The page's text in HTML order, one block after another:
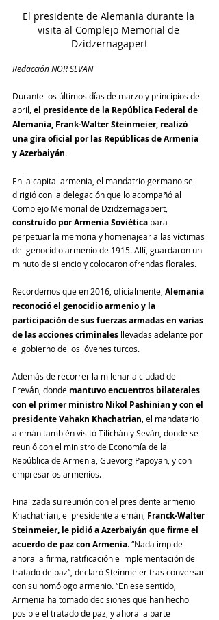
El presidente de Alemania durante la
visita al Complejo Memorial de
Dzidzernagapert
Redacción NOR SEVAN
Durante los últimos días de marzo y principios de
abril, el presidente de la República Federal de
Alemania, Frank-Walter Steinmeier, realizó
una gira oficial por las Repúblicas de Armenia
y Azerbaiyán.
En la capital armenia, el mandatrio germano se
dirigió con la delegación que lo acompañó al
Complejo Memorial de Dzidzernagapert,
construído por Armenia Soviética para
perpetuar la memoria y homenajear a las víctimas
del genocidio armenio de 1915. Allí, guardaron un
minuto de silencio y colocaron ofrendas florales.
Recordemos que en 2016, oficialmente, Alemania
reconoció el genocidio armenio y la
participación de sus fuerzas armadas en varias
de las acciones criminales llevadas adelante por
el gobierno de los jóvenes turcos.
Además de recorrer la milenaria ciudad de
Ereván, donde mantuvo encuentros bilaterales
con el primer ministro Nikol Pashinian y con el
presidente Vahakn Khachatrian , el mandatario
alemán también visitó Tilichán y Seván, donde se
reunió con el ministro de Economía de la
República de Armenia, Guevorg Papoyan, y con
empresarios armenios.
Finalizada su reunión con el presidente armenio
Khachatrian, el presidente alemán, Franck-Walter
Steinmeier, le pidió a Azerbaiyán que firme el
acuerdo de paz con Armenia. “Nada impide
ahora la firma, ratificación e implementación del
tratado de paz”, declaró Steinmeier tras conversar
con su homólogo armenio. “En ese sentido,
Armenia ha tomado decisiones que han hecho
posible el tratado de paz, y ahora la parte